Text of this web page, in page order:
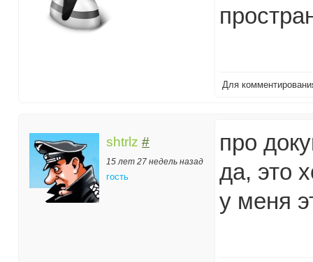
Для
shtrlz #
15 лет 27 недель назад
гость
про
да, это
у меня